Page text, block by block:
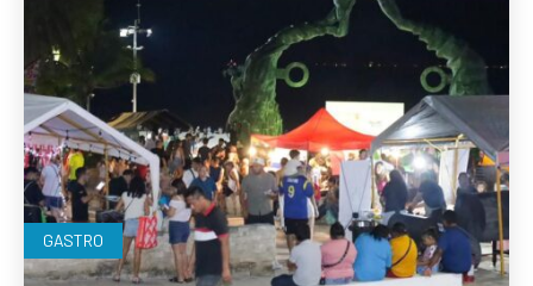
GASTRO